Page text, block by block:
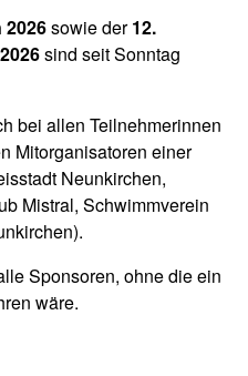
2026sowie der12.
sind seit Sonntag
bei allen Teilnehmerinnen
Mitorganisatoren einer
Neunkirchen,
Mistral, Schwimmverein
Sponsoren, ohne die ein
wäre.